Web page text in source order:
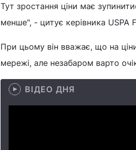
Тут зростання ціни має
менше", - цитує керівника USPA
При цьому він вважає, що на
мережі, але незабаром варто
ВІДЕО ДНЯ